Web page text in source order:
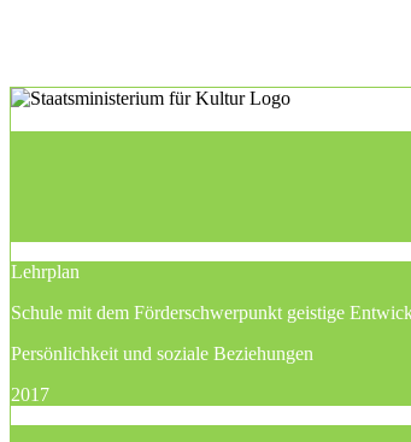
Lehrplan
Schule mit dem Förderschwerpunkt geistige
Persönlichkeit und soziale Beziehungen
2017